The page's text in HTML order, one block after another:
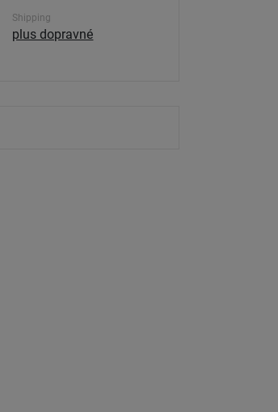
Shipping
plus dopravné